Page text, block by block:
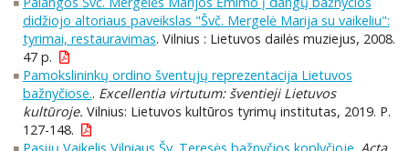
didžiojo altoriaus paveikslas "Švč. Mergelė Marija su vaikeliu":
tyrimai, restauravimas. Vilnius : Lietuvos dailės muziejus, 2008.
47 p.
Pamokslininkų ordino šventųjų reprezentacija Lietuvos
bažnyčiose.. Excellentia virtutum: šventieji Lietuvos
kultūroje. Vilnius: Lietuvos kultūros tyrimų institutas, 2019. P.
127-148.